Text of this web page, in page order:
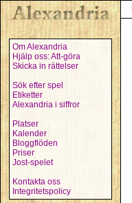
Om Alexandria
Hjälp oss: Att-göra
Skicka in rättelser
Sök efter spel
Etiketter
Alexandria i siffror
Platser
Kalender
Bloggflöden
Priser
Jost-spelet
Kontakta oss
Integritetspolicy